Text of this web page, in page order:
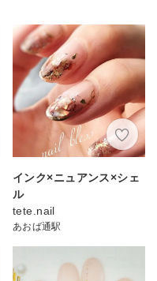
インク×ニュアンス×シェ
ル
tete.nail
あおば通駅